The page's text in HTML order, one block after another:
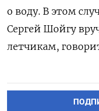
о воду. В этом
Сергей Шойгу
летчикам,